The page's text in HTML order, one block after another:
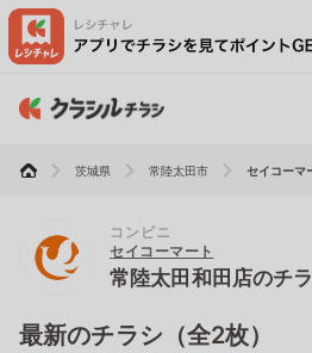
茨城県 常陸太田市 セイコーマ
コンビニ
セイコーマート
常陸太田和田店のチ
最新のチラシ（全2枚）